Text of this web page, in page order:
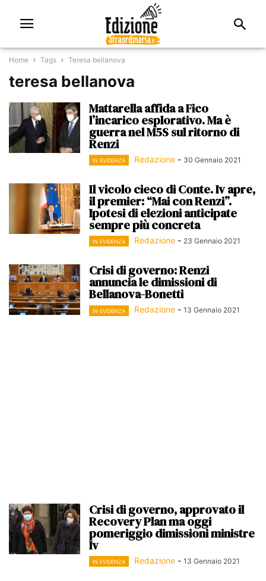
Home Tags Teresa bellanova
teresa bellanova
Mattarella affida a Fico
l’incarico esplorativo. Ma è
guerra nel M5S sul ritorno di
Renzi
IN EVIDENZA Redazione - 30 Gennaio 2021
Il vicolo cieco di Conte. Iv apre,
il premier: “Mai con Renzi”.
Ipotesi di elezioni anticipate
sempre più concreta
IN EVIDENZA Redazione - 23 Gennaio 2021
Crisi di governo: Renzi
annuncia le dimissioni di
Bellanova-Bonetti
IN EVIDENZA Redazione - 13 Gennaio 2021
Crisi di governo, approvato il
Recovery Plan ma oggi
pomeriggio dimissioni ministre
Iv
IN EVIDENZA Redazione - 13 Gennaio 2021